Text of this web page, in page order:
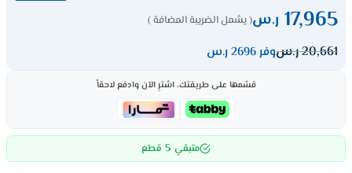
17,965 ر.س( يشمل الضريبة المضافة )
20,661ر.سوفر 2696 ر.س
قسّمها على طريقتك، اشترِ الآن وادفع لاحقاً
متبقي 5 قطع